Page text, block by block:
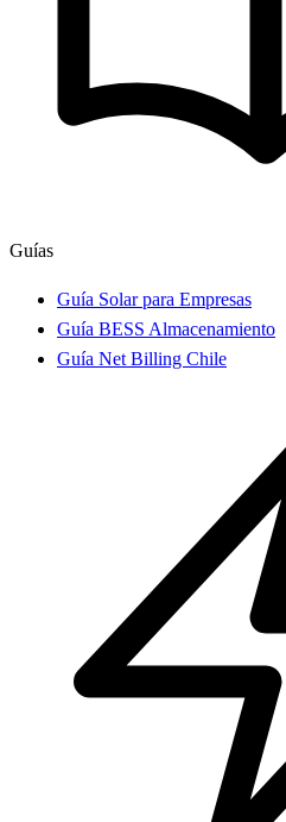
Guías
Guía Solar para Empresas
Guía BESS Almacenamiento
Guía Net Billing Chile